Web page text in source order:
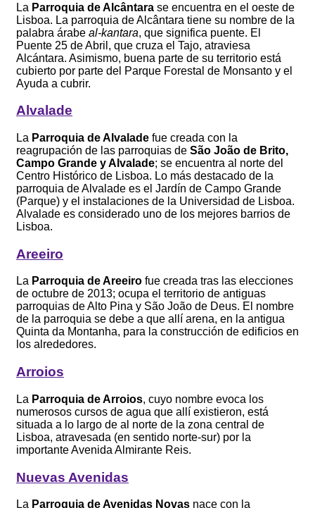
La Parroquia de Alcântara se encuentra en el oeste de
Lisboa. La parroquia de Alcântara tiene su nombre de la
palabra árabe al-kantara, que significa puente. El
Puente 25 de Abril, que cruza el Tajo, atraviesa
Alcántara. Asimismo, buena parte de su territorio está
cubierto por parte del Parque Forestal de Monsanto y el
Ayuda a cubrir.
Alvalade
La Parroquia de Alvalade fue creada con la
reagrupación de las parroquias de São João de Brito,
Campo Grande y Alvalade; se encuentra al norte del
Centro Histórico de Lisboa. Lo más destacado de la
parroquia de Alvalade es el Jardín de Campo Grande
(Parque) y el instalaciones de la Universidad de Lisboa.
Alvalade es considerado uno de los mejores barrios de
Lisboa.
Areeiro
La Parroquia de Areeiro fue creada tras las elecciones
de octubre de 2013; ocupa el territorio de antiguas
parroquias de Alto Pina y São João de Deus. El nombre
de la parroquia se debe a que allí arena, en la antigua
Quinta da Montanha, para la construcción de edificios en
los alrededores.
Arroios
La Parroquia de Arroios, cuyo nombre evoca los
numerosos cursos de agua que allí existieron, está
situada a lo largo de al norte de la zona central de
Lisboa, atravesada (en sentido norte-sur) por la
importante Avenida Almirante Reis.
Nuevas Avenidas
La Parroquia de Avenidas Novas nace con la